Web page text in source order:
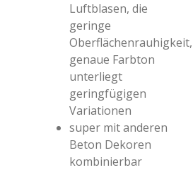
Luftblasen, die
geringe
genaue Farbton
unterliegt
geringfügigen
Variationen
super mit anderen
Beton Dekoren
kombinierbar